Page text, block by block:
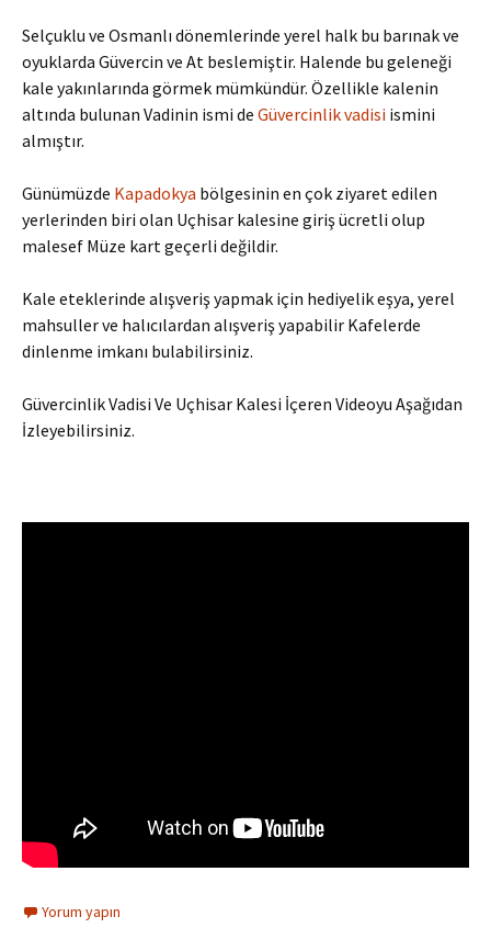
Selçuklu ve Osmanlı dönemlerinde yerel halk bu barınak ve
oyuklarda Güvercin ve At beslemiştir. Halende bu geleneği
kale yakınlarında görmek mümkündür. Özellikle kalenin
altında bulunan Vadinin ismi de Güvercinlik vadisi ismini
almıştır.
Günümüzde Kapadokya bölgesinin en çok ziyaret edilen
yerlerinden biri olan Uçhisar kalesine giriş ücretli olup
malesef Müze kart geçerli değildir.
Kale eteklerinde alışveriş yapmak için hediyelik eşya, yerel
mahsuller ve halıcılardan alışveriş yapabilir Kafelerde
dinlenme imkanı bulabilirsiniz.
Güvercinlik Vadisi Ve Uçhisar Kalesi İçeren Videoyu Aşağıdan
İzleyebilirsiniz.
Yorum yapın